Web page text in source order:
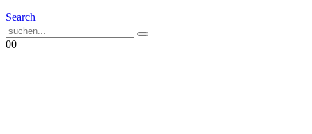
Search
00